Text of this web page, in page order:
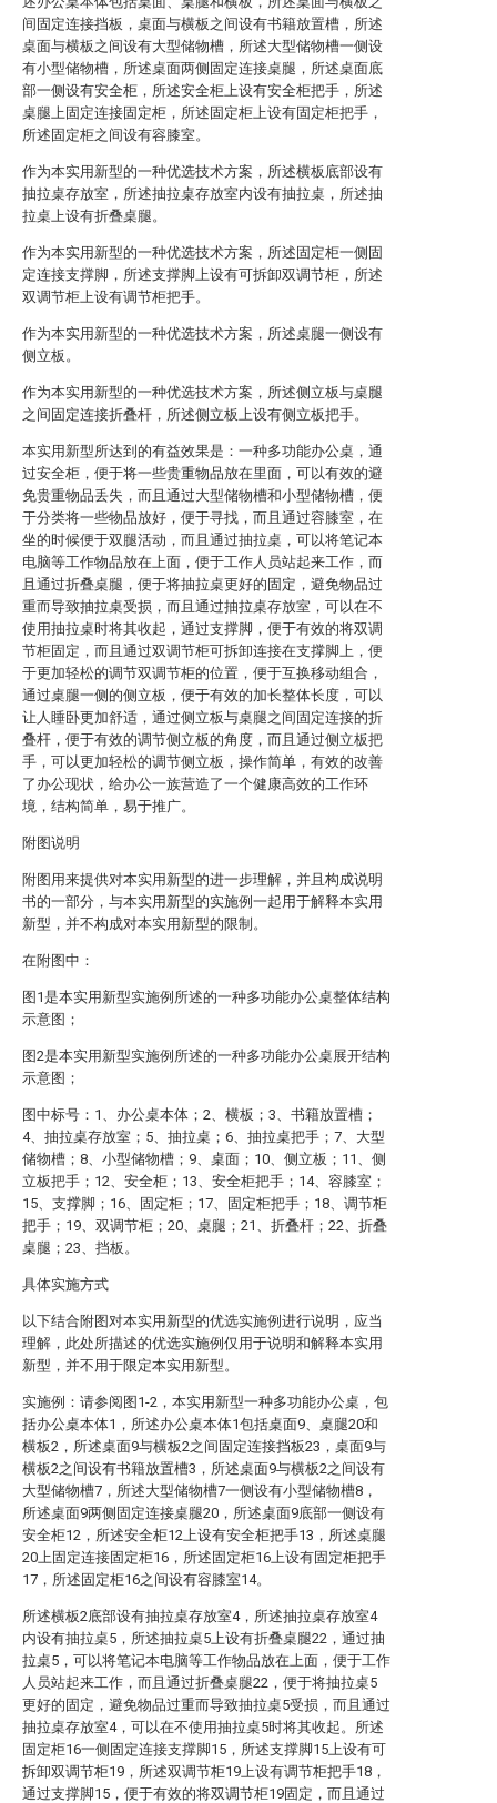
间固定连接挡板，桌面与横板之间设有书籍放置槽，所述
桌面与横板之间设有大型储物槽，所述大型储物槽一侧设
有小型储物槽，所述桌面两侧固定连接桌腿，所述桌面底
部一侧设有安全柜，所述安全柜上设有安全柜把手，所述
桌腿上固定连接固定柜，所述固定柜上设有固定柜把手，
所述固定柜之间设有容膝室。
作为本实用新型的一种优选技术方案，所述横板底部设有
抽拉桌存放室，所述抽拉桌存放室内设有抽拉桌，所述抽
拉桌上设有折叠桌腿。
作为本实用新型的一种优选技术方案，所述固定柜一侧固
定连接支撑脚，所述支撑脚上设有可拆卸双调节柜，所述
双调节柜上设有调节柜把手。
作为本实用新型的一种优选技术方案，所述桌腿一侧设有
侧立板。
作为本实用新型的一种优选技术方案，所述侧立板与桌腿
之间固定连接折叠杆，所述侧立板上设有侧立板把手。
本实用新型所达到的有益效果是：一种多功能办公桌，通
过安全柜，便于将一些贵重物品放在里面，可以有效的避
免贵重物品丢失，而且通过大型储物槽和小型储物槽，便
于分类将一些物品放好，便于寻找，而且通过容膝室，在
坐的时候便于双腿活动，而且通过抽拉桌，可以将笔记本
电脑等工作物品放在上面，便于工作人员站起来工作，而
且通过折叠桌腿，便于将抽拉桌更好的固定，避免物品过
重而导致抽拉桌受损，而且通过抽拉桌存放室，可以在不
使用抽拉桌时将其收起，通过支撑脚，便于有效的将双调
节柜固定，而且通过双调节柜可拆卸连接在支撑脚上，便
于更加轻松的调节双调节柜的位置，便于互换移动组合，
通过桌腿一侧的侧立板，便于有效的加长整体长度，可以
让人睡卧更加舒适，通过侧立板与桌腿之间固定连接的折
叠杆，便于有效的调节侧立板的角度，而且通过侧立板把
手，可以更加轻松的调节侧立板，操作简单，有效的改善
了办公现状，给办公一族营造了一个健康高效的工作环
境，结构简单，易于推广。
附图说明
附图用来提供对本实用新型的进一步理解，并且构成说明
书的一部分，与本实用新型的实施例一起用于解释本实用
新型，并不构成对本实用新型的限制。
在附图中：
图1是本实用新型实施例所述的一种多功能办公桌整体结构
示意图；
图2是本实用新型实施例所述的一种多功能办公桌展开结构
示意图；
图中标号：1、办公桌本体；2、横板；3、书籍放置槽；
4、抽拉桌存放室；5、抽拉桌；6、抽拉桌把手；7、大型
储物槽；8、小型储物槽；9、桌面；10、侧立板；11、侧
立板把手；12、安全柜；13、安全柜把手；14、容膝室；
15、支撑脚；16、固定柜；17、固定柜把手；18、调节柜
把手；19、双调节柜；20、桌腿；21、折叠杆；22、折叠
桌腿；23、挡板。
具体实施方式
以下结合附图对本实用新型的优选实施例进行说明，应当
理解，此处所描述的优选实施例仅用于说明和解释本实用
新型，并不用于限定本实用新型。
实施例：请参阅图1-2，本实用新型一种多功能办公桌，包
括办公桌本体1，所述办公桌本体1包括桌面9、桌腿20和
横板2，所述桌面9与横板2之间固定连接挡板23，桌面9与
横板2之间设有书籍放置槽3，所述桌面9与横板2之间设有
大型储物槽7，所述大型储物槽7一侧设有小型储物槽8，
所述桌面9两侧固定连接桌腿20，所述桌面9底部一侧设有
安全柜12，所述安全柜12上设有安全柜把手13，所述桌腿
20上固定连接固定柜16，所述固定柜16上设有固定柜把手
17，所述固定柜16之间设有容膝室14。
所述横板2底部设有抽拉桌存放室4，所述抽拉桌存放室4
内设有抽拉桌5，所述抽拉桌5上设有折叠桌腿22，通过抽
拉桌5，可以将笔记本电脑等工作物品放在上面，便于工作
人员站起来工作，而且通过折叠桌腿22，便于将抽拉桌5
更好的固定，避免物品过重而导致抽拉桌5受损，而且通过
抽拉桌存放室4，可以在不使用抽拉桌5时将其收起。所述
固定柜16一侧固定连接支撑脚15，所述支撑脚15上设有可
拆卸双调节柜19，所述双调节柜19上设有调节柜把手18，
通过支撑脚15，便于有效的将双调节柜19固定，而且通过